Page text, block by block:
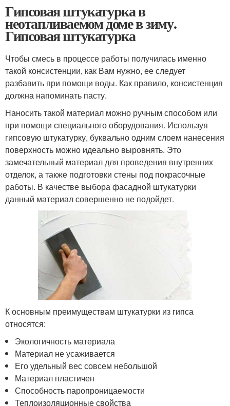
Гипсовая штукатурка в
неотапливаемом доме в зиму.
Гипсовая штукатурка
Чтобы смесь в процессе работы получилась именно
такой консистенции, как Вам нужно, ее следует
разбавить при помощи воды. Как правило, консистенция
должна напоминать пасту.
Наносить такой материал можно ручным способом или
при помощи специального оборудования. Используя
гипсовую штукатурку, буквально одним слоем нанесения
поверхность можно идеально выровнять. Это
замечательный материал для проведения внутренних
отделок, а также подготовки стены под покрасочные
работы. В качестве выбора фасадной штукатурки
данный материал совершенно не подойдет.
К основным преимуществам штукатурки из гипса
относятся:
Экологичность материала
Материал не усаживается
Его удельный вес совсем небольшой
Материал пластичен
Способность паропроницаемости
Теплоизоляционные свойства